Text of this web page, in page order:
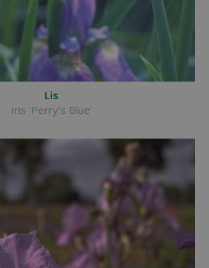
Lis
Iris 'Perry's Blue'